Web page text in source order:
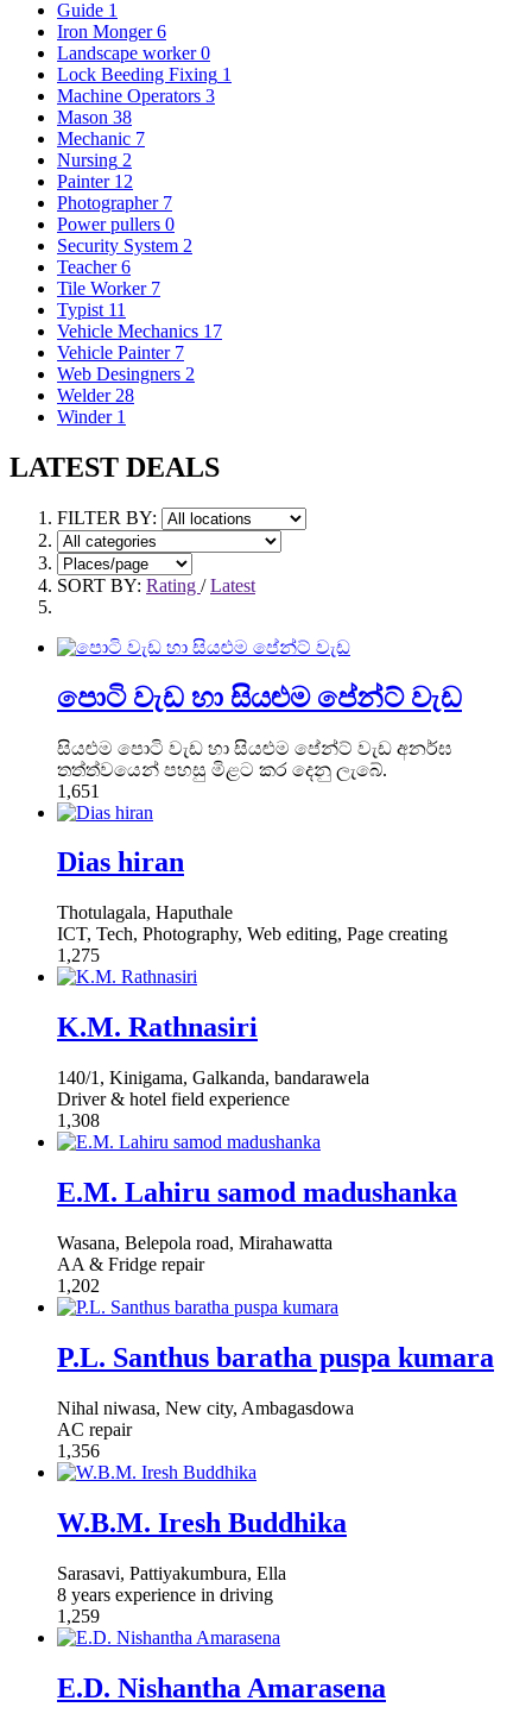
Guide 1
Iron Monger 6
Landscape worker 0
Lock Beeding Fixing 1
Machine Operators 3
Mason 38
Mechanic 7
Nursing 2
Painter 12
Photographer 7
Power pullers 0
Security System 2
Teacher 6
Tile Worker 7
Typist 11
Vehicle Mechanics 17
Vehicle Painter 7
Web Desingners 2
Welder 28
Winder 1
LATEST DEALS
FILTER BY:
SORT BY: Rating /Latest
පොටි වැඩ හා සියළුම පේන්ට් වැඩ
සියළුම පොටි වැඩ හා සියළුම පේන්ට් වැඩ අනර්ඝ
තත්ත්වයෙන් පහසු මිළට කර දෙනු ලැබේ.
1,651
Dias hiran
Thotulagala, Haputhale
ICT, Tech, Photography, Web editing, Page creating
1,275
K.M. Rathnasiri
140/1, Kinigama, Galkanda, bandarawela
Driver & hotel field experience
1,308
E.M. Lahiru samod madushanka
Wasana, Belepola road, Mirahawatta
AA & Fridge repair
1,202
P.L. Santhus baratha puspa kumara
Nihal niwasa, New city, Ambagasdowa
AC repair
1,356
W.B.M. Iresh Buddhika
Sarasavi, Pattiyakumbura, Ella
8 years experience in driving
1,259
E.D. Nishantha Amarasena